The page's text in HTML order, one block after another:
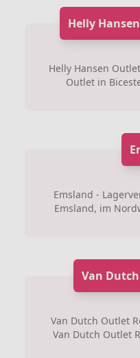
Helly
Helly Hansen
Outlet in
Emsland -
Emsland, im
Van
Van Dutch Outlet
Van Dutch Outlet